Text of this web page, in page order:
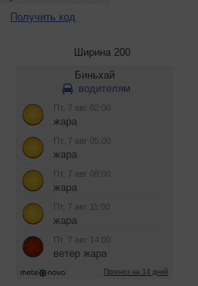
Получить код
Ширина 200